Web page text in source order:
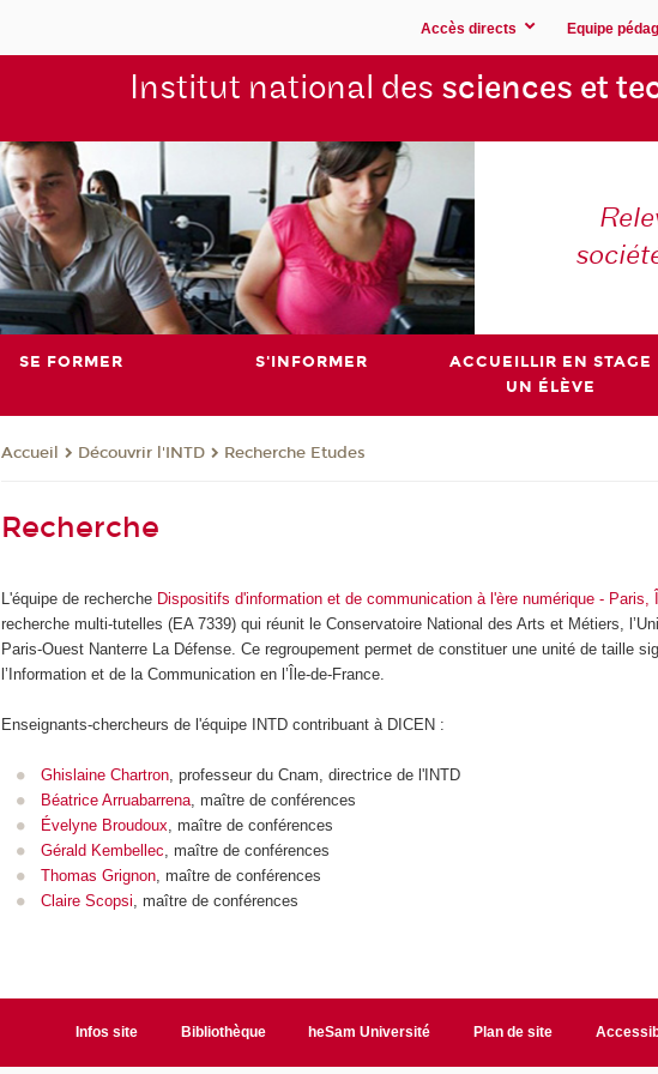
Accès directs Equipe
Institut national des sciences et
SE FORMER S'INFORMER
ACCUEILLIR EN STAGE
UN ÉLÈVE
Accueil Découvrir l'INTD Recherche Etudes
Recherche
L'équipe de recherche Dispositifs d'information et de communication à l'ère numérique - Paris,
recherche multi-tutelles (EA 7339) qui réunit le Conservatoire National des Arts et Métiers,
Paris-Ouest Nanterre La Défense. Ce regroupement permet de constituer une unité de taille
l’Information et de la Communication en l’Île-de-France.
Enseignants-chercheurs de l'équipe INTD contribuant à DICEN :
Ghislaine Chartron, professeur du Cnam, directrice de l'INTD
Béatrice Arruabarrena, maître de conférences
Évelyne Broudoux , maître de conférences
Gérald Kembellec , maître de conférences
Thomas Grignon, maître de conférences
Claire Scopsi , maître de conférences
Infos site Bibliothèque heSam Université Plan de site